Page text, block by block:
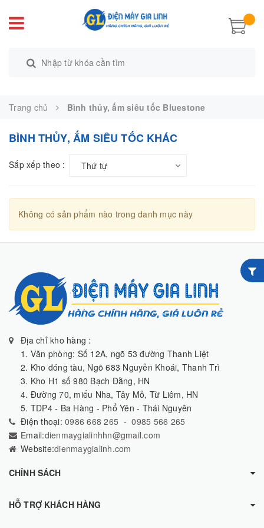
Trang chủ Bình thủy, ấm siêu tốc Bluestone
BÌNH THỦY, ẤM SIÊU TỐC KHÁC
Sắp xếp theo : Thứ tự
Không có sản phẩm nào trong danh mục này
Địa chỉ kho hàng :
1. Văn phòng: Số 12A, ngõ 53 đường Thanh Liệt
2. Kho đóng tàu, Ngõ 683 Nguyễn Khoái, Thanh Trì
3. Kho H1 số 980 Bạch Đằng, HN
4. Đường 70, miếu Nha, Tây Mỗ, Từ Liêm, HN
5. TDP4 - Ba Hàng - Phổ Yên - Thái Nguyên
Điện thoại: 0986 668 265 -0985 566 265
Email:dienmaygialinhhn@gmail.com
Website:dienmaygialinh.com
CHÍNH SÁCH
HỖ TRỢ KHÁCH HÀNG